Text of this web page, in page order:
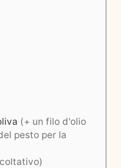
(+ un filo d'olio
pesto per la